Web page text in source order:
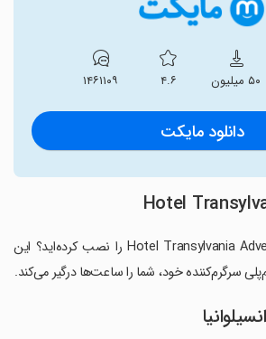
۵۰ میلیون ۴.۶ ۱۴۶۱۱۰۹
دانلود مایکت
Hotel
آیا تا کنون بازی Hotel Transylvania Adventures را نصب کرده‌اید؟ این
سرگرم‌کننده خود، شما را ساعت‌ها درگیر می‌کند.